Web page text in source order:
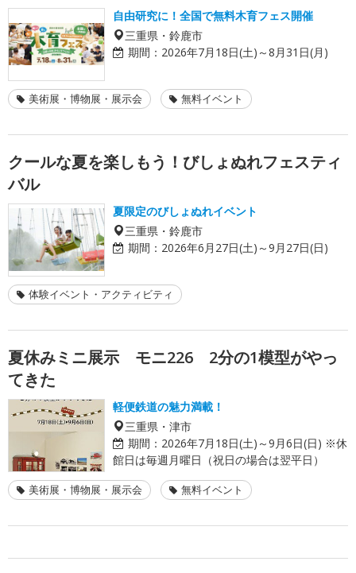
自由研究に！全国で無料木育フェス開催
三重県・鈴鹿市
期間： 2026年7月18日(土)～8月31日(月)
美術展・博物展・展示会 無料イベント
クールな夏を楽しもう！びしょぬれフェスティ
バル
夏限定のびしょぬれイベント
三重県・鈴鹿市
期間： 2026年6月27日(土)～9月27日(日)
体験イベント・アクティビティ
夏休みミニ展示 モニ226 2分の1模型がやっ
てきた
軽便鉄道の魅力満載！
三重県・津市
期間： 2026年7月18日(土)～9月6日(日) ※休
館日は毎週月曜日（祝日の場合は翌平日）
美術展・博物展・展示会 無料イベント